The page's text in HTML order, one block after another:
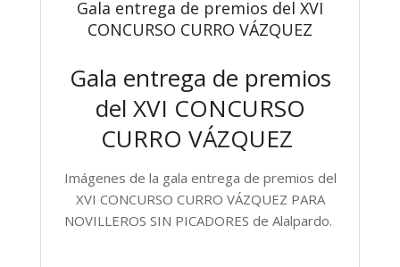
Gala entrega de premios del XVI
CONCURSO CURRO VÁZQUEZ
Gala entrega de premios
del XVI CONCURSO
CURRO VÁZQUEZ
Imágenes de la gala entrega de premios del
XVI CONCURSO CURRO VÁZQUEZ PARA
NOVILLEROS SIN PICADORES de Alalpardo.